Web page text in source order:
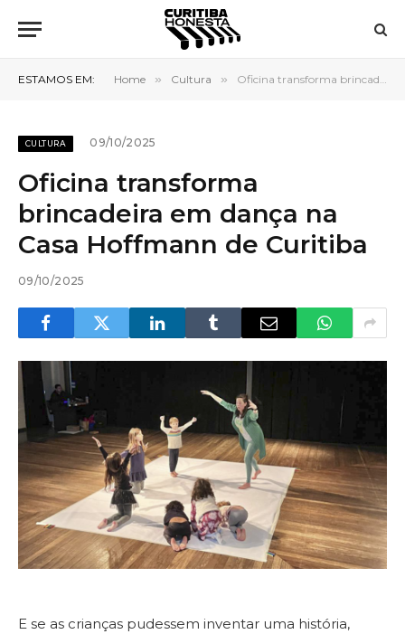
ESTAMOS EM: Home » Cultura » Oficina transforma brincadeira em dança na Casa Hoffmann de Curitiba
CULTURA 09/10/2025
Oficina transforma
brincadeira em dança na
Casa Hoffmann de Curitiba
09/10/2025
E se as crianças pudessem inventar uma história,